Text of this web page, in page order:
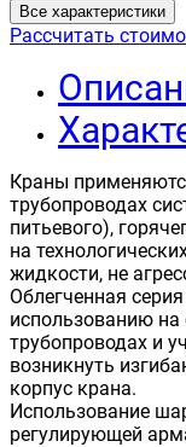
Все характеристики
Рассчитать
Краны
трубопроводах
питьевого),
на
жидкости, не
Облегченная
использованию на
трубопроводах и
возникнуть
корпус крана.
Использование
регулирующей